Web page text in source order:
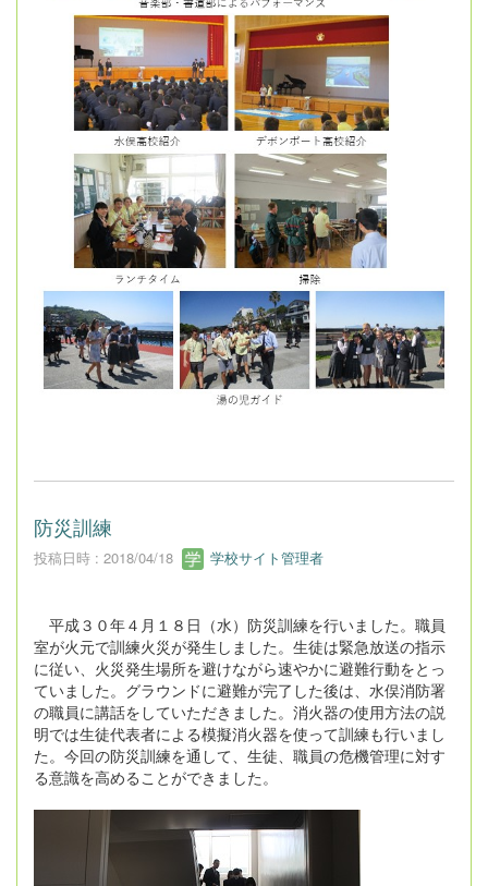
防災訓練
投稿日時 : 2018/04/18 学校サイト管理者
平成３０年４月１８日（水）防災訓練を行いました。職員
室が火元で訓練火災が発生しました。生徒は緊急放送の指示
に従い、火災発生場所を避けながら速やかに避難行動をとっ
ていました。グラウンドに避難が完了した後は、水俣消防署
の職員に講話をしていただきました。消火器の使用方法の説
明では生徒代表者による模擬消火器を使って訓練も行いまし
た。今回の防災訓練を通して、生徒、職員の危機管理に対す
る意識を高めることができました。